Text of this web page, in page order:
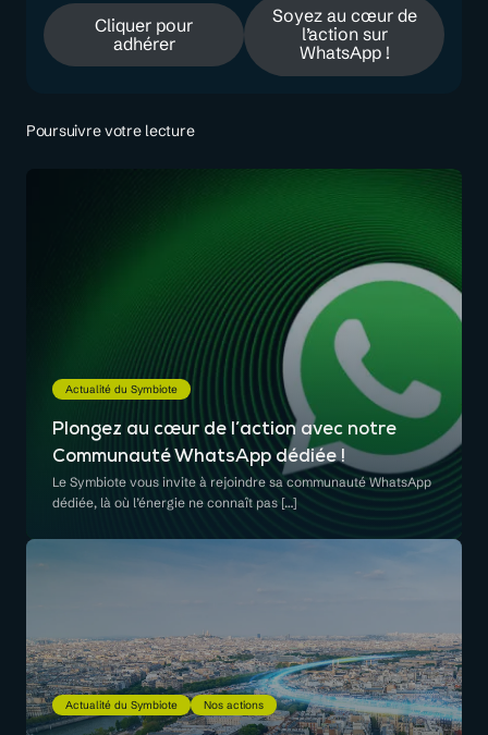
Cliquer pour
adhérer
Soyez au cœur de
l’action sur
WhatsApp !
Poursuivre votre lecture
Actualité du Symbiote
Plongez au cœur de l’action avec notre
Communauté WhatsApp dédiée !
Le Symbiote vous invite à rejoindre sa communauté WhatsApp
dédiée, là où l’énergie ne connaît pas […]
Actualité du Symbiote Nos actions